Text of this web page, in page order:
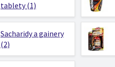
tablety (1)
Sacharidy a gainery
(2)